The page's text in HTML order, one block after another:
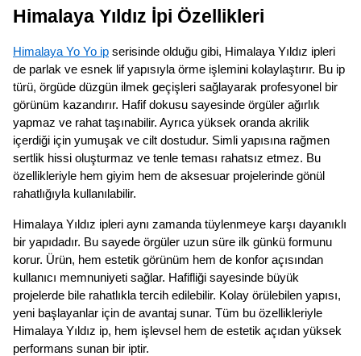
Himalaya Yıldız İpi Özellikleri
Himalaya Yo Yo ip serisinde olduğu gibi, Himalaya Yıldız ipleri
de parlak ve esnek lif yapısıyla örme işlemini kolaylaştırır. Bu ip
türü, örgüde düzgün ilmek geçişleri sağlayarak profesyonel bir
görünüm kazandırır. Hafif dokusu sayesinde örgüler ağırlık
yapmaz ve rahat taşınabilir. Ayrıca yüksek oranda akrilik
içerdiği için yumuşak ve cilt dostudur. Simli yapısına rağmen
sertlik hissi oluşturmaz ve tenle teması rahatsız etmez. Bu
özellikleriyle hem giyim hem de aksesuar projelerinde gönül
rahatlığıyla kullanılabilir.
Himalaya Yıldız ipleri aynı zamanda tüylenmeye karşı dayanıklı
bir yapıdadır. Bu sayede örgüler uzun süre ilk günkü formunu
korur. Ürün, hem estetik görünüm hem de konfor açısından
kullanıcı memnuniyeti sağlar. Hafifliği sayesinde büyük
projelerde bile rahatlıkla tercih edilebilir. Kolay örülebilen yapısı,
yeni başlayanlar için de avantaj sunar. Tüm bu özellikleriyle
Himalaya Yıldız ip, hem işlevsel hem de estetik açıdan yüksek
performans sunan bir iptir.